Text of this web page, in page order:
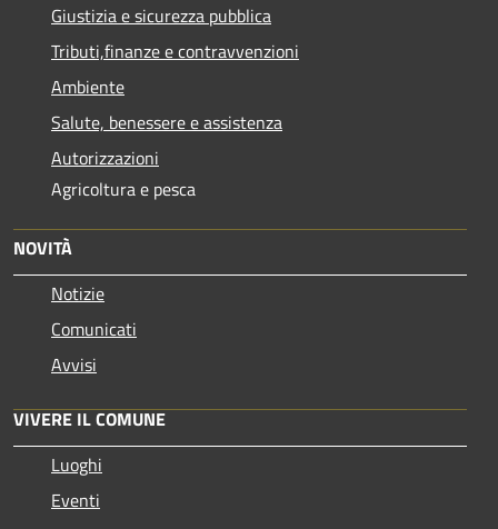
Giustizia e sicurezza pubblica
Tributi,finanze e contravvenzioni
Ambiente
Salute, benessere e assistenza
Autorizzazioni
Agricoltura e pesca
NOVITÀ
Notizie
Comunicati
Avvisi
VIVERE IL COMUNE
Luoghi
Eventi